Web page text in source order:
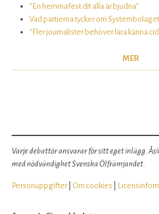
“En hemmafest dit alla är bjudna”
Vad partierna tycker om
“Fler journalister behöver lära känna
MER
Varje debattör ansvarar för sitt eget inlägg.
med nödvändighet Svenska Ölfrämjandet.
Personuppgifter| Om cookies